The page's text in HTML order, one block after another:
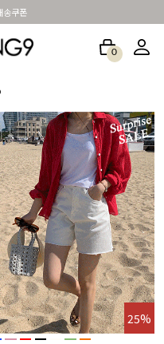
송쿠폰
0
25%